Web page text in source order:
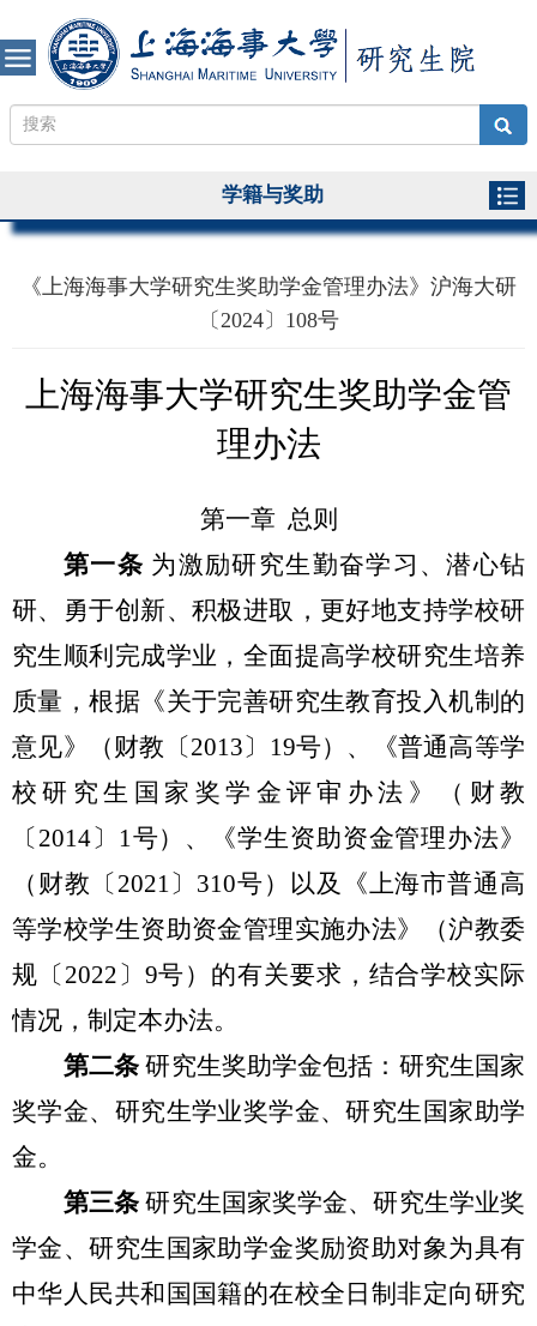
学籍与奖助
《上海海事大学研究生奖助学金管理办法》沪海大研
〔2024〕108号
上海海事大学研究生奖助学金管
理办法
第一章 总则
第一条 为激励研究生勤奋学习、潜心钻
研、勇于创新、积极进取，更好地支持学校研
究生顺利完成学业，全面提高学校研究生培养
质量，根据《关于完善研究生教育投入机制的
意见》（财教〔2013〕19号）、《普通高等学
校研究生国家奖学金评审办法》（财教
〔2014〕1号）、《学生资助资金管理办法》
（财教〔2021〕310号）以及《上海市普通高
等学校学生资助资金管理实施办法》（沪教委
规〔2022〕9号）的有关要求，结合学校实际
情况，制定本办法。
第二条 研究生奖助学金包括：研究生国家
奖学金、研究生学业奖学金、研究生国家助学
金。
第三条 研究生国家奖学金、研究生学业奖
学金、研究生国家助学金奖励资助对象为具有
中华人民共和国国籍的在校全日制非定向研究